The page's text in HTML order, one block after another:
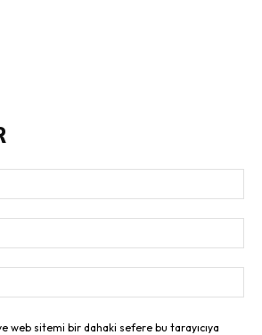
web sitemi bir dahaki sefere bu tarayıcıya